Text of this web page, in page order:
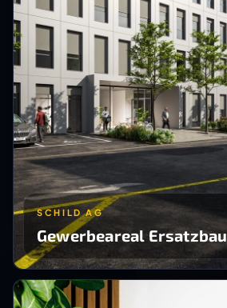
SCHILD AG
Gewerbeareal Ersatzbau